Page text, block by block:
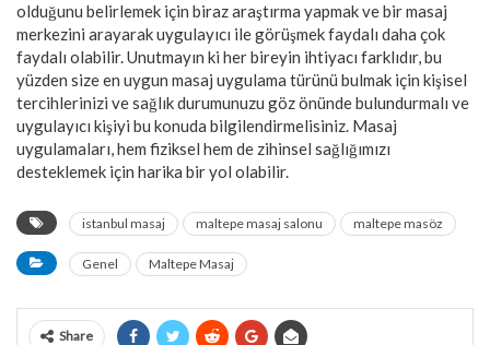
olduğunu belirlemek için biraz araştırma yapmak ve bir masaj
merkezini arayarak uygulayıcı ile görüşmek faydalı daha çok
faydalı olabilir. Unutmayın ki her bireyin ihtiyacı farklıdır, bu
yüzden size en uygun masaj uygulama türünü bulmak için kişisel
tercihlerinizi ve sağlık durumunuzu göz önünde bulundurmalı ve
uygulayıcı kişiyi bu konuda bilgilendirmelisiniz. Masaj
uygulamaları, hem fiziksel hem de zihinsel sağlığımızı
desteklemek için harika bir yol olabilir.
istanbul masaj maltepe masaj salonu maltepe masöz
Genel Maltepe Masaj
Share